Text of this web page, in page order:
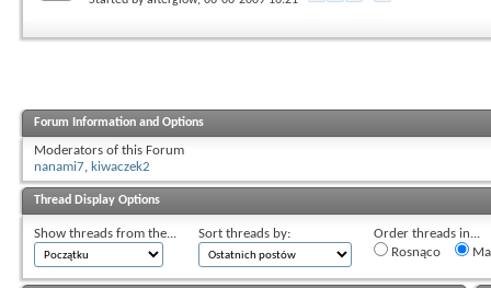
Forum Information and Options
Moderators of this Forum
nanami7, kiwaczek2
Thread Display Options
Show threads from the... Sort threads by:
Order threads in...
Rosnąco